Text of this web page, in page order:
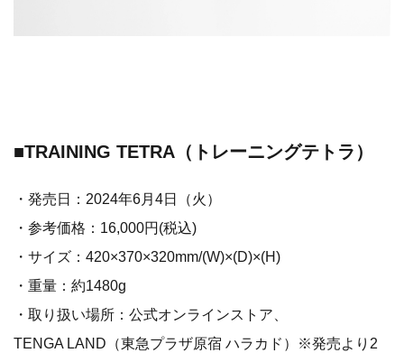
■TRAINING TETRA（トレーニングテトラ）
・発売日：2024年6月4日（火）
・参考価格：16,000円(税込)
・サイズ：420×370×320mm/(W)×(D)×(H)
・重量：約1480g
・取り扱い場所：公式オンラインストア、
TENGA LAND（東急プラザ原宿 ハラカド）※発売より2